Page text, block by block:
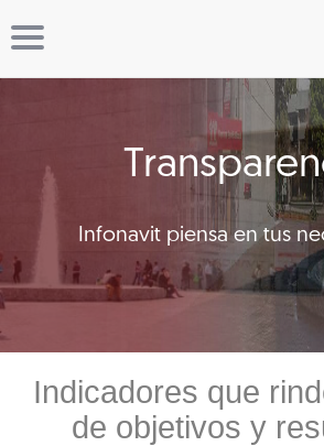
Infonavit piensa en tus
Indicadores que
de objetivos y